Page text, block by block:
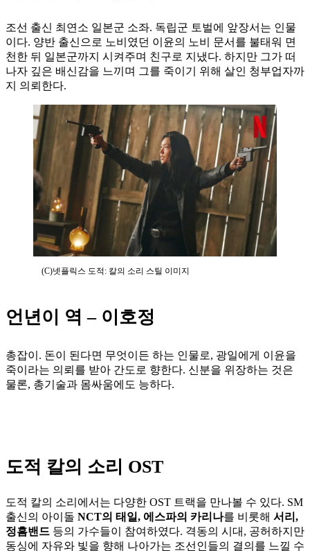
조선 출신 최연소 일본군 소좌. 독립군 토벌에 앞장서는 인물
이다. 양반 출신으로 노비였던 이윤의 노비 문서를 불태워 면
천한 뒤 일본군까지 시켜주며 친구로 지냈다. 하지만 그가 떠
나자 깊은 배신감을 느끼며 그를 죽이기 위해 살인 청부업자까
지 의뢰한다.
(C)넷플릭스 도적: 칼의 소리 스틸 이미지
언년이 역 – 이호정
총잡이. 돈이 된다면 무엇이든 하는 인물로, 광일에게 이윤을
죽이라는 의뢰를 받아 간도로 향한다. 신분을 위장하는 것은
물론, 총기술과 몸싸움에도 능하다.
도적 칼의 소리 OST
도적 칼의 소리에서는 다양한 OST 트랙을 만나볼 수 있다. SM
출신의 아이돌 NCT의 태일, 에스파의 카리나를 비롯해 서리,
정흠밴드 등의 가수들이 참여하였다. 격동의 시대, 공허하지만
동싱에 자유와 빛을 향해 나아가는 조선인들의 결의를 느낄 수